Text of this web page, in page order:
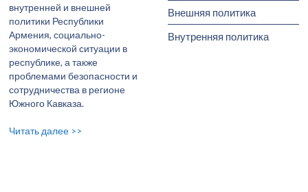
внутренней и внешней
политики Республики
Армения, социально-
экономической ситуации в
республике, а также
проблемами безопасности и
сотрудничества в регионе
Южного Кавказа.
Читать далее >>
Внешняя политика
Внутренняя политика